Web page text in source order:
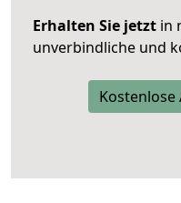
Erhalten Sie jetzt in
unverbindliche und